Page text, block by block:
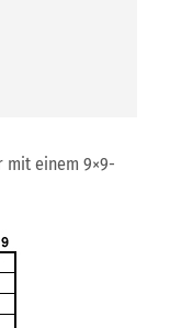
mit einem 9×9-